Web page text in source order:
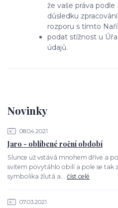
Novinky
08.04.2021
Jaro - oblíbené roční období
Slunce už vstává mnohem dříve a
svitem povytáhlo obilí a pole se tak
symbolika žlutá a... číst celé
07.03.2021
že vaše práva
důsledku
rozporu s tímto
podat stížnost u
údajů.